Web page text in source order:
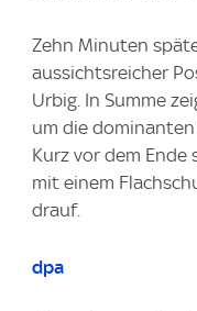
Zehn Minuten
aussichtsreicher
Urbig. In Summe
um die dominanten
Kurz vor dem
mit einem
drauf.
dpa